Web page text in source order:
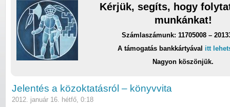
Kérjük, segíts, hogy
munkánkat!
Számlaszámunk: 11705008 –
A támogatás bankkártyával itt
Nagyon köszönjük.
Jelentés a közoktatásról – könyvvita
2012. január 16. hétfő, 0:18